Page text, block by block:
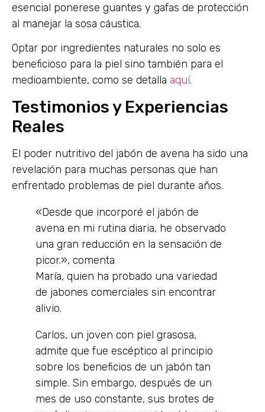
esencial ponerese guantes y gafas de protección
al manejar la sosa cáustica.
Optar por ingredientes naturales no solo es
beneficioso para la piel sino también para el
medioambiente, como se detalla aquí.
Testimonios y Experiencias
Reales
El poder nutritivo del jabón de avena ha sido una
revelación para muchas personas que han
enfrentado problemas de piel durante años.
«Desde que incorporé el jabón de
avena en mi rutina diaria, he observado
una gran reducción en la sensación de
picor.», comenta
María, quien ha probado una variedad
de jabones comerciales sin encontrar
alivio.
Carlos, un joven con piel grasosa,
admite que fue escéptico al principio
sobre los beneficios de un jabón tan
simple. Sin embargo, después de un
mes de uso constante, sus brotes de